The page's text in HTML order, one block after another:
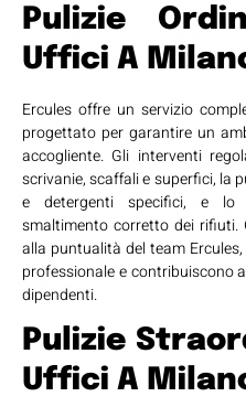
Pulizie
Uffici A
Ercules offre un servizio
progettato per garantire un
accogliente. Gli interventi
scrivanie, scaffali e superfici, la
e detergenti specifici, e lo
smaltimento corretto dei rifiuti.
alla puntualità del team
professionale e contribuiscono
dipendenti.
Pulizie
Uffici A